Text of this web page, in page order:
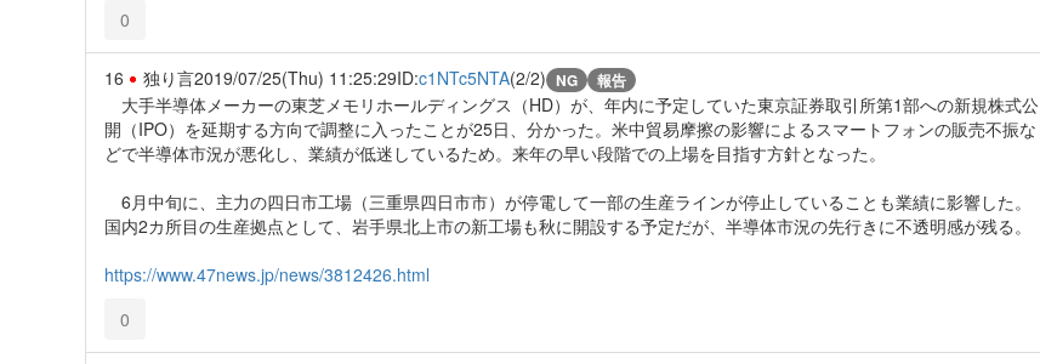
0
16 独り言2019/07/25(Thu) 11:25:29ID:c1NTc5NTA(2/2) NG 報告
大手半導体メーカーの東芝メモリホールディングス（HD）が、年内に予定していた東京証券取引所第1部への新規株式公
開（IPO）を延期する方向で調整に入ったことが25日、分かった。米中貿易摩擦の影響によるスマートフォンの販売不振な
どで半導体市況が悪化し、業績が低迷しているため。来年の早い段階での上場を目指す方針となった。
6月中旬に、主力の四日市工場（三重県四日市市）が停電して一部の生産ラインが停止していることも業績に影響した。
国内2カ所目の生産拠点として、岩手県北上市の新工場も秋に開設する予定だが、半導体市況の先行きに不透明感が残る。
https://www.47news.jp/news/3812426.html
0